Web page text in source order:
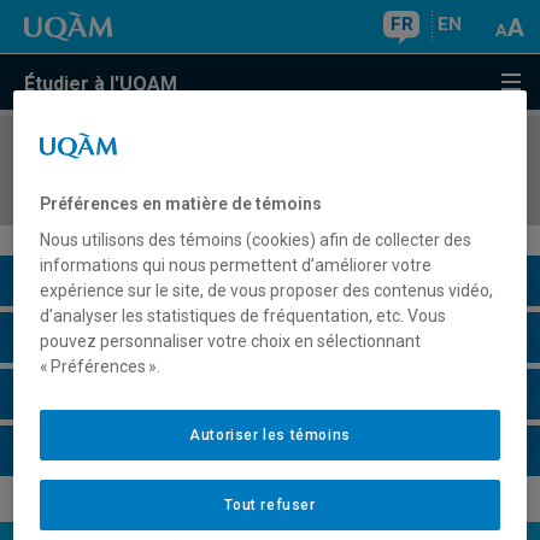
FR EN
Étudier à l'UQAM
COURS//
Description du cours
Horaire - Été 2026
Préférences en matière de témoins
Nous utilisons des témoins (cookies) afin de collecter des
informations qui nous permettent d’améliorer votre
expérience sur le site, de vous proposer des contenus vidéo,
d’analyser les statistiques de fréquentation, etc. Vous
pouvez personnaliser votre choix en sélectionnant
« Préférences ».
Tout refuser
Autoriser les témoins